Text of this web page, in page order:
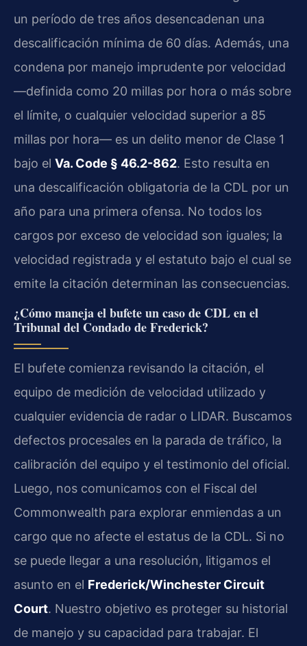
un período de tres años desencadenan una
descalificación mínima de 60 días. Además, una
condena por manejo imprudente por velocidad
—definida como 20 millas por hora o más sobre
el límite, o cualquier velocidad superior a 85
millas por hora— es un delito menor de Clase 1
bajo el Va. Code § 46.2-862. Esto resulta en
una descalificación obligatoria de la CDL por un
año para una primera ofensa. No todos los
cargos por exceso de velocidad son iguales; la
velocidad registrada y el estatuto bajo el cual se
emite la citación determinan las consecuencias.
¿Cómo maneja el bufete un caso de CDL en el
Tribunal del Condado de Frederick?
El bufete comienza revisando la citación, el
equipo de medición de velocidad utilizado y
cualquier evidencia de radar o LIDAR. Buscamos
defectos procesales en la parada de tráfico, la
calibración del equipo y el testimonio del oficial.
Luego, nos comunicamos con el Fiscal del
Commonwealth para explorar enmiendas a un
cargo que no afecte el estatus de la CDL. Si no
se puede llegar a una resolución, litigamos el
asunto en el Frederick/Winchester Circuit
Court. Nuestro objetivo es proteger su historial
de manejo y su capacidad para trabajar. El